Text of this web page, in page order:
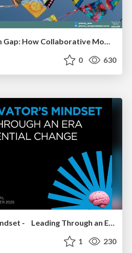
0 630
The innovator’s Mindset - Leading Through an Era of Exponential Change - McGill University 2025
1 230